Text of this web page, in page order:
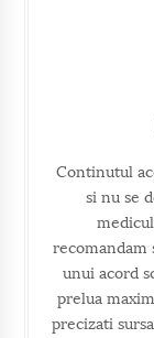
Continutul
si nu se
recomandam
unui acord
prelua
precizati